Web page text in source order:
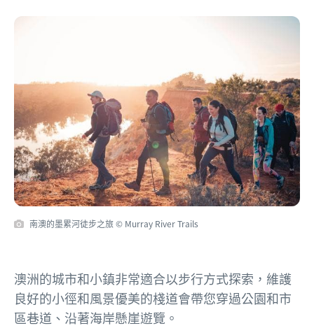
南澳的墨累河徒步之旅 © Murray River Trails
澳洲的城市和小鎮非常適合以步行方式探索，維護
良好的小徑和風景優美的棧道會帶您穿過公園和市
區巷道、沿著海岸懸崖遊覽。